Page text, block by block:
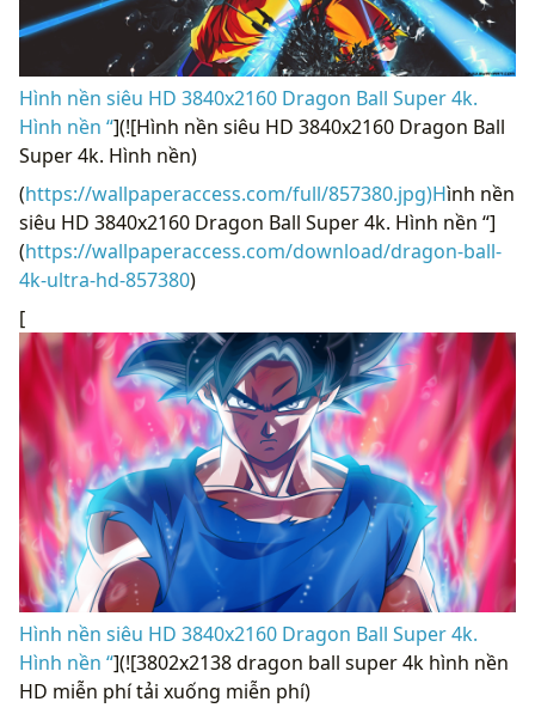
Hình nền siêu HD 3840x2160 Dragon Ball Super 4k.
Hình nền “](![Hình nền siêu HD 3840x2160 Dragon Ball
Super 4k. Hình nền)
(https://wallpaperaccess.com/full/857380.jpg)Hình nền
siêu HD 3840x2160 Dragon Ball Super 4k. Hình nền “]
(https://wallpaperaccess.com/download/dragon-ball-
4k-ultra-hd-857380)
[
Hình nền siêu HD 3840x2160 Dragon Ball Super 4k.
Hình nền “](![3802x2138 dragon ball super 4k hình nền
HD miễn phí tải xuống miễn phí)